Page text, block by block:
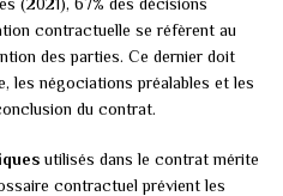
contractuelle se réfèrent au
des parties. Ce dernier doit
les négociations préalables et les
du contrat.
utilisés dans le contrat mérite
contractuel prévient les